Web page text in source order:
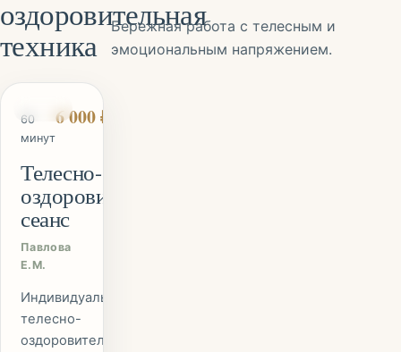
оздоровительная
техника
Бережная работа с телесным и
эмоциональным напряжением.
60
минут
6 000 ₽
Телесно-
оздоровительный
сеанс
Павлова
Е.М.
Индивидуальный
телесно-
оздоровительный